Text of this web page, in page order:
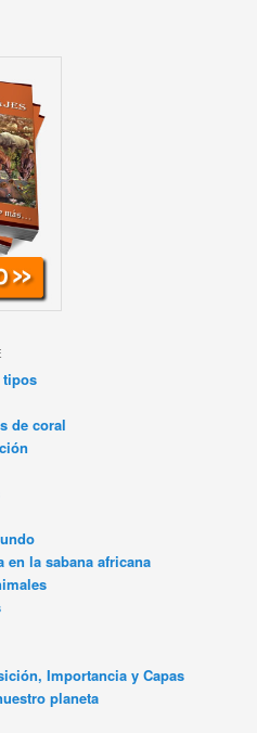
tipos
de coral
en la sabana africana
Importancia y Capas
planeta